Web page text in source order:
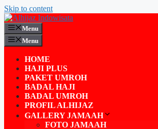
Skip to content
Menu
Menu
HOME
HAJI PLUS
PAKET UMROH
BADAL HAJI
BADAL UMROH
PROFIL ALHIJAZ
GALLERY JAMAAH
FOTO JAMAAH